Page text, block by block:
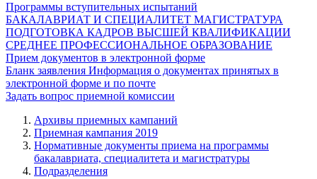
Программы вступительных испытаний
БАКАЛАВРИАТ И СПЕЦИАЛИТЕТ МАГИСТРАТУРА
ПОДГОТОВКА КАДРОВ ВЫСШЕЙ КВАЛИФИКАЦИИ
СРЕДНЕЕ ПРОФЕССИОНАЛЬНОЕ ОБРАЗОВАНИЕ
Прием документов в электронной форме
Бланк заявления Информация о документах принятых в
электронной форме и по почте
Задать вопрос приемной комиссии
Архивы приемных кампаний
Приемная кампания 2019
Нормативные документы приема на программы
бакалавриата, специалитета и магистратуры
Подразделения